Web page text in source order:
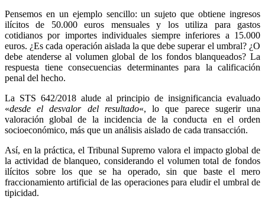
Pensemos en un ejemplo sencillo: un sujeto que obtiene ingresos
ilícitos de 50.000 euros mensuales y los utiliza para gastos
cotidianos por importes individuales siempre inferiores a 15.000
euros. ¿Es cada operación aislada la que debe superar el umbral? ¿O
debe atenderse al volumen global de los fondos blanqueados? La
respuesta tiene consecuencias determinantes para la calificación
penal del hecho.
La STS 642/2018 alude al principio de insignificancia evaluado
«desde el desvalor del resultado«, lo que parece sugerir una
valoración global de la incidencia de la conducta en el orden
socioeconómico, más que un análisis aislado de cada transacción.
Así, en la práctica, el Tribunal Supremo valora el impacto global de
la actividad de blanqueo, considerando el volumen total de fondos
ilícitos sobre los que se ha operado, sin que baste el mero
fraccionamiento artificial de las operaciones para eludir el umbral de
tipicidad.